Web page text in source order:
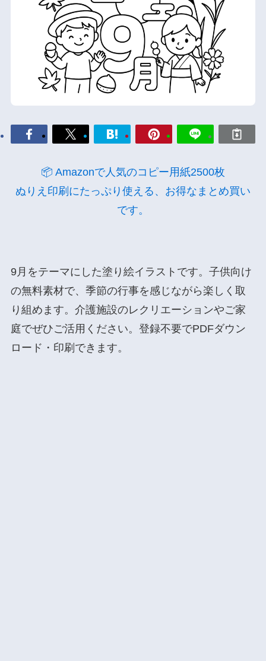
📦 Amazonで人気のコピー用紙2500枚
ぬりえ印刷にたっぷり使える、お得なまとめ買い
です。
9月をテーマにした塗り絵イラストです。子供向け
の無料素材で、季節の行事を感じながら楽しく取
り組めます。介護施設のレクリエーションやご家
庭でぜひご活用ください。登録不要でPDFダウン
ロード・印刷できます。